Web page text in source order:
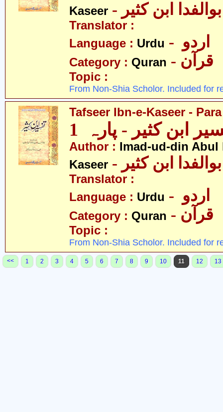
Kaseer
ابن کثیر
Translator :
Language : Urdu
Category : Quran - قرآن
Topic :
From Non-Shia Scholor. Included for
Tafseer Ibn-e-Kaseer -
ابن کثیر - پارہ 1
Author : Imad-ud-din Abul
Kaseer
ابن کثیر
Translator :
Language : Urdu
Category : Quran - قرآن
Topic :
From Non-Shia Scholor. Included for
<< 1 2 3 4 5 6 7 8 9 10 11 12 13